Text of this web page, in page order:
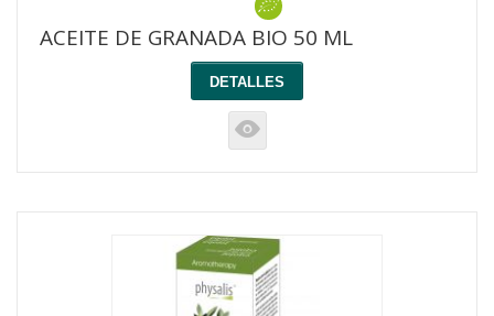
ACEITE DE GRANADA BIO 50 ML
DETALLES
K